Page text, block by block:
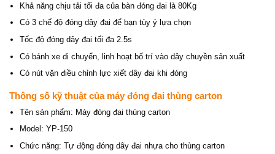
Khả năng chịu tải tối đa của bàn đóng đai là 80Kg
Có 3 chế độ đóng dây đai để bạn tùy ý lựa chọn
Tốc độ đóng dây đai tối đa 2.5s
Có bánh xe di chuyển, linh hoạt bố trí vào dây chuyền sản xuất
Có nút vặn điều chỉnh lực xiết dây đai khi đóng
Thông số kỹ thuật của máy đóng đai thùng carton
Tên sản phẩm: Máy đóng đai thùng carton
Model: YP-150
Chức năng: Tự động đóng dây đai nhựa cho thùng carton